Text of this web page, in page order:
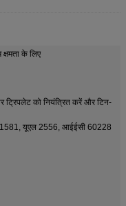
के लिए
ट्रिपलेट को नियंत्रित करें और टिन-
यूएल 2556, आईईसी 60228